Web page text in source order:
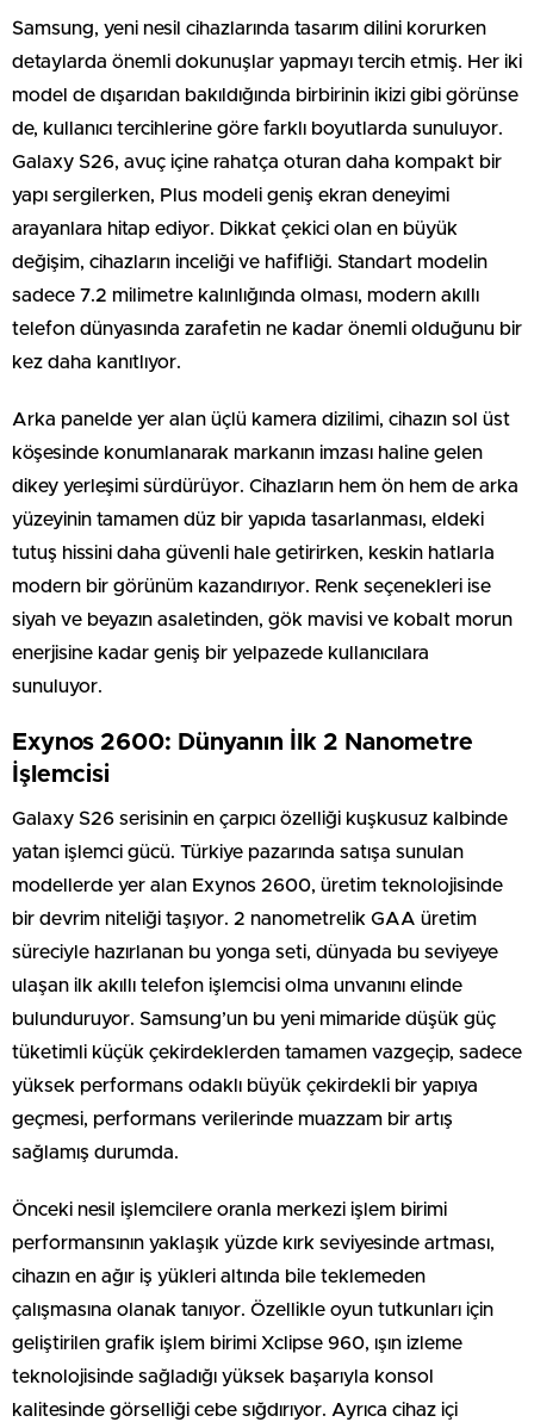
Samsung, yeni nesil cihazlarında tasarım dilini korurken
detaylarda önemli dokunuşlar yapmayı tercih etmiş. Her iki
model de dışarıdan bakıldığında birbirinin ikizi gibi görünse
de, kullanıcı tercihlerine göre farklı boyutlarda sunuluyor.
Galaxy S26, avuç içine rahatça oturan daha kompakt bir
yapı sergilerken, Plus modeli geniş ekran deneyimi
arayanlara hitap ediyor. Dikkat çekici olan en büyük
değişim, cihazların inceliği ve hafifliği. Standart modelin
sadece 7.2 milimetre kalınlığında olması, modern akıllı
telefon dünyasında zarafetin ne kadar önemli olduğunu bir
kez daha kanıtlıyor.
Arka panelde yer alan üçlü kamera dizilimi, cihazın sol üst
köşesinde konumlanarak markanın imzası haline gelen
dikey yerleşimi sürdürüyor. Cihazların hem ön hem de arka
yüzeyinin tamamen düz bir yapıda tasarlanması, eldeki
tutuş hissini daha güvenli hale getirirken, keskin hatlarla
modern bir görünüm kazandırıyor. Renk seçenekleri ise
siyah ve beyazın asaletinden, gök mavisi ve kobalt morun
enerjisine kadar geniş bir yelpazede kullanıcılara
sunuluyor.
Exynos 2600: Dünyanın İlk 2 Nanometre
İşlemcisi
Galaxy S26 serisinin en çarpıcı özelliği kuşkusuz kalbinde
yatan işlemci gücü. Türkiye pazarında satışa sunulan
modellerde yer alan Exynos 2600, üretim teknolojisinde
bir devrim niteliği taşıyor. 2 nanometrelik GAA üretim
süreciyle hazırlanan bu yonga seti, dünyada bu seviyeye
ulaşan ilk akıllı telefon işlemcisi olma unvanını elinde
bulunduruyor. Samsung’un bu yeni mimaride düşük güç
tüketimli küçük çekirdeklerden tamamen vazgeçip, sadece
yüksek performans odaklı büyük çekirdekli bir yapıya
geçmesi, performans verilerinde muazzam bir artış
sağlamış durumda.
Önceki nesil işlemcilere oranla merkezi işlem birimi
performansının yaklaşık yüzde kırk seviyesinde artması,
cihazın en ağır iş yükleri altında bile teklemeden
çalışmasına olanak tanıyor. Özellikle oyun tutkunları için
geliştirilen grafik işlem birimi Xclipse 960, ışın izleme
teknolojisinde sağladığı yüksek başarıyla konsol
kalitesinde görselliği cebe sığdırıyor. Ayrıca cihaz içi